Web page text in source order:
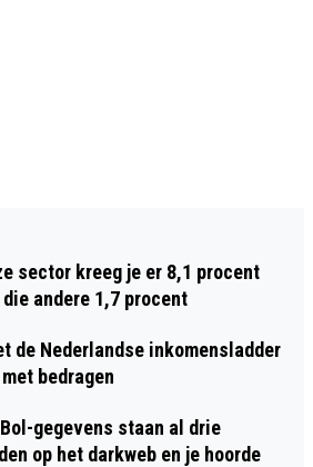
sector kreeg je er 8,1 procent
andere 1,7 procent
de Nederlandse inkomensladder
bedragen
gegevens staan al drie
op het darkweb en je hoorde